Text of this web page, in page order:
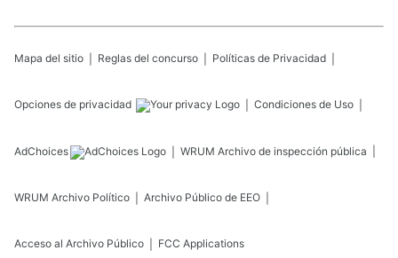
Mapa del sitio Reglas del concurso Políticas de Privacidad
Opciones de privacidad Condiciones de Uso
AdChoices WRUM Archivo de inspección pública
WRUM Archivo Político Archivo Público de EEO
Acceso al Archivo Público FCC Applications